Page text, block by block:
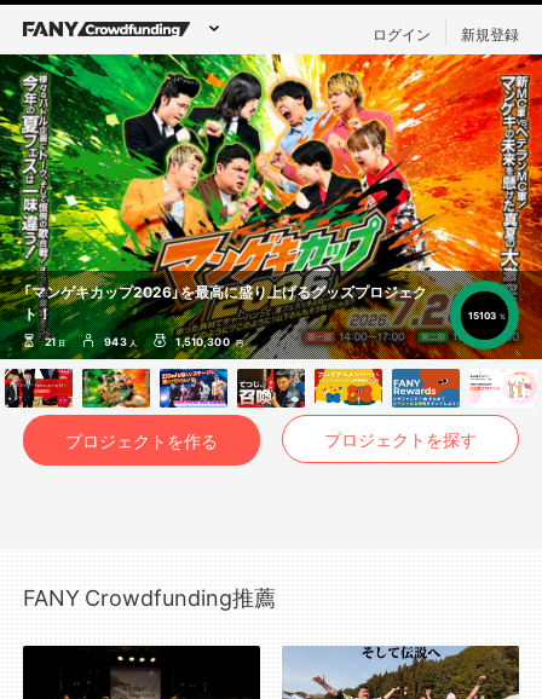
ログイン 新規登録
「マンゲキカップ2026」を最高に盛り上げるグッズプロジェク
ト！
21日 943 人 1,510,300 円
15103 %
プロジェクトを作る プロジェクトを探す
FANY Crowdfunding推薦